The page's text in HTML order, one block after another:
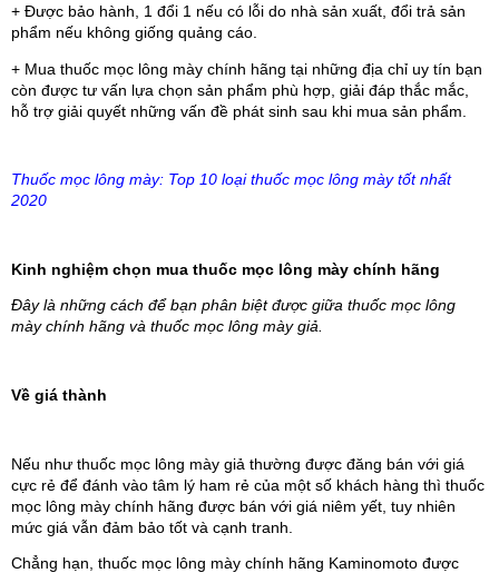
+ Được bảo hành, 1 đổi 1 nếu có lỗi do nhà sản xuất, đổi trả sản
phẩm nếu không giống quảng cáo.
+ Mua thuốc mọc lông mày chính hãng tại những địa chỉ uy tín bạn
còn được tư vấn lựa chọn sản phẩm phù hợp, giải đáp thắc mắc,
hỗ trợ giải quyết những vấn đề phát sinh sau khi mua sản phẩm.
Thuốc mọc lông mày: Top 10 loại thuốc mọc lông mày tốt nhất
2020
Kinh nghiệm chọn mua thuốc mọc lông mày chính hãng
Đây là những cách để bạn phân biệt được giữa thuốc mọc lông
mày chính hãng và thuốc mọc lông mày giả.
Về giá thành
Nếu như thuốc mọc lông mày giả thường được đăng bán với giá
cực rẻ để đánh vào tâm lý ham rẻ của một số khách hàng thì thuốc
mọc lông mày chính hãng được bán với giá niêm yết, tuy nhiên
mức giá vẫn đảm bảo tốt và cạnh tranh.
Chẳng hạn, thuốc mọc lông mày chính hãng Kaminomoto được